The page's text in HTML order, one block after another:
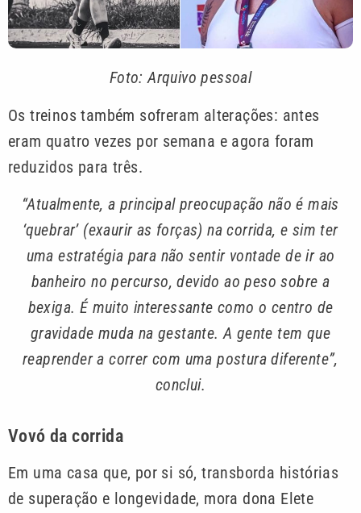
Foto: Arquivo pessoal
Os treinos também sofreram alterações: antes
eram quatro vezes por semana e agora foram
reduzidos para três.
“Atualmente, a principal preocupação não é mais
‘quebrar’ (exaurir as forças) na corrida, e sim ter
uma estratégia para não sentir vontade de ir ao
banheiro no percurso, devido ao peso sobre a
bexiga. É muito interessante como o centro de
gravidade muda na gestante. A gente tem que
reaprender a correr com uma postura diferente”,
conclui.
Vovó da corrida
Em uma casa que, por si só, transborda histórias
de superação e longevidade, mora dona Elete